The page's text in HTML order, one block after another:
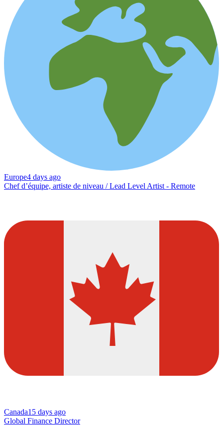
Europe4 days ago
Chef d’équipe, artiste de niveau / Lead Level Artist - Remote
Canada15 days ago
Global Finance Director